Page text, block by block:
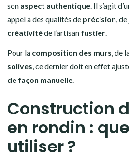
son aspect authentique . Il s’agit
appel à des qualités de précision , de
créativitéde l’artisan fustier
Pour la composition des murs , de
solives , ce dernier doit en effet
de façon manuelle
Construction
en rondin :
utiliser ?